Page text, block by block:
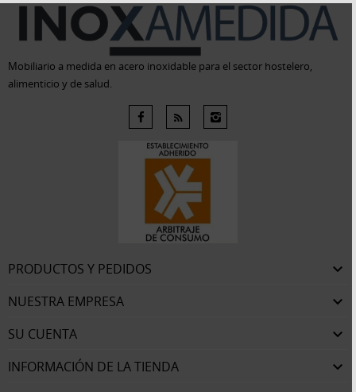
Mobiliario a medida en acero inoxidable para el sector hostelero,
alimenticio y de salud.
PRODUCTOS Y PEDIDOS 
NUESTRA EMPRESA 
SU CUENTA 
INFORMACIÓN DE LA TIENDA 